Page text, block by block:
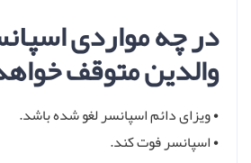
در چه مواردی
والدین متوقف
• ویزای دائم اسپانسر لغو شده باشد.
• اسپانسر فوت کند.